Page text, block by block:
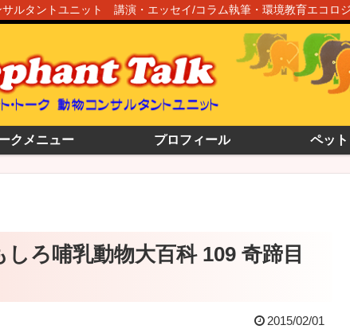
サルタントユニット 講演・エッセイ/コラム執筆・環境教育エコロ
クメニュー プロフィール ペッ
ろ哺乳動物大百科 109 奇蹄目
2015/02/01